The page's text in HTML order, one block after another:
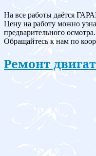
На все работы даётся
Цену на работу можно
предварительного осмотра.
Обращайтесь к нам по
Ремонт